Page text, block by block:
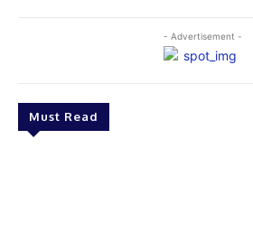
- Advertisement -
Must Read